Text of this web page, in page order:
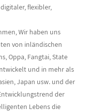
flexibler,
, Wir haben uns
von inländischen
Oppa, Fangtai, State
und in mehr als
Japan usw. und der
der
Lebens die